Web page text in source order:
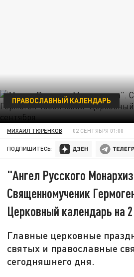
ПРАВОСЛАВНЫЙ КАЛЕНДАРЬ
МИХАИЛ ТЮРЕНКОВ 02 СЕНТЯБРЯ 01:00
ПОДПИШИТЕСЬ:
"Ангел Русского
Священномученик
Церковный календарь на
Главные церковные
святых и православные
сегодняшнего дня.